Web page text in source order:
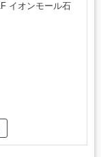
イオンモール石